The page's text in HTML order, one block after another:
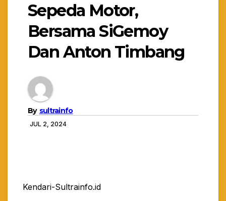
Sepeda Motor,
Bersama SiGemoy
Dan Anton Timbang
By sultrainfo
JUL 2, 2024
Kendari-Sultrainfo.id